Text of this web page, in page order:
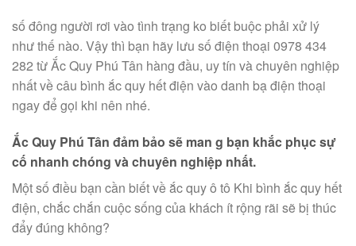
số đông người rơi vào tình trạng ko biết buộc phải xử lý
như thế nào. Vậy thì bạn hãy lưu số điện thoại 0978 434
282 từ Ắc Quy Phú Tân hàng đầu, uy tín và chuyên nghiệp
nhất về câu bình ắc quy hết điện vào danh bạ điện thoại
ngay để gọi khi nên nhé.
Ắc Quy Phú Tân đảm bảo sẽ man g bạn khắc phục sự
cố nhanh chóng và chuyên nghiệp nhất.
Một số điều bạn cần biết về ắc quy ô tô Khi bình ắc quy hết
điện, chắc chắn cuộc sống của khách ít rộng rãi sẽ bị thúc
đẩy đúng không?